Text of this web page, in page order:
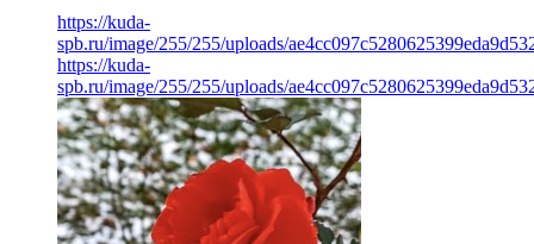
https://kuda-
spb.ru/image/255/255/uploads/
https://kuda-
spb.ru/image/255/255/uploads/